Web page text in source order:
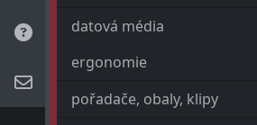
datová média
ergonomie
pořadače, obaly, klipy